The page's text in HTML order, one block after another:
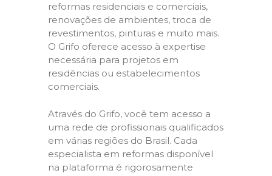
reformas residenciais e comerciais,
renovações de ambientes, troca de
revestimentos, pinturas e muito mais.
O Grifo oferece acesso à expertise
necessária para projetos em
residências ou estabelecimentos
comerciais.
Através do Grifo, você tem acesso a
uma rede de profissionais qualificados
em várias regiões do Brasil. Cada
especialista em reformas disponível
na plataforma é rigorosamente